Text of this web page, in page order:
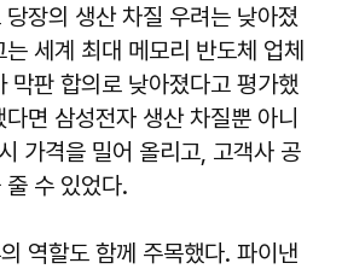
장의 생산 차질 우려는 낮아졌
세계 최대 메모리 반도체 업체
막판 합의로 낮아졌다고 평가했
면 삼성전자 생산 차질뿐 아니
가격을 밀어 올리고, 고객사 공
수 있었다.
역할도 함께 주목했다. 파이낸